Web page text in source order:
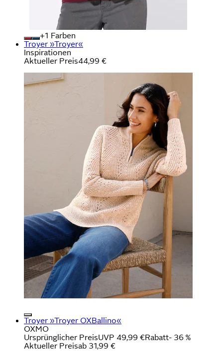
+
Farben
Troyer »Troyer«
Inspirationen
Aktueller Preis44,99 €
Troyer »Troyer OXBallino«
OXMO
Ursprünglicher PreisUVP 49,99 €Rabatt- 36 %
Aktueller Preisab 31,99 €